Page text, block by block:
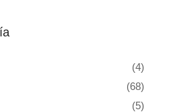
(4)
(68)
(5)